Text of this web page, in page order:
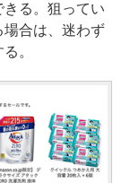
る。狙ってい
場合は、迷わず
。